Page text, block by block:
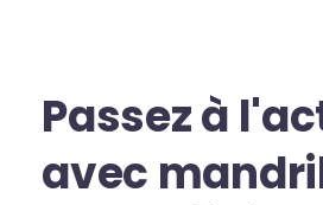
Passez à
avec